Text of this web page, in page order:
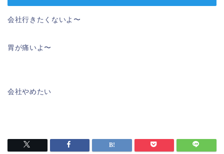
会社行きたくないよ〜
胃が痛いよ〜
会社やめたい